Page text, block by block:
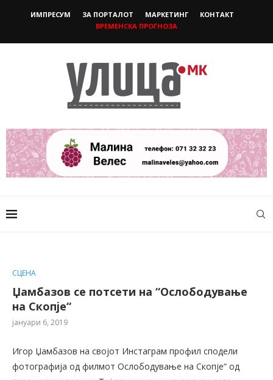
ИМПРЕСУМ ЗА ПОРТАЛОТ МАРКЕТИНГ
КОНТАКТ
ВРЕМЕНСКА ПРОГНОЗА
СЦЕНА
Џамбазов се потсети на “Ослободување
на Скопје“
јануари 6, 2019
Игор Џамбазов на својот Инстаграм профил сподели
фотографија од филмот Ослободување на Скопје“ од